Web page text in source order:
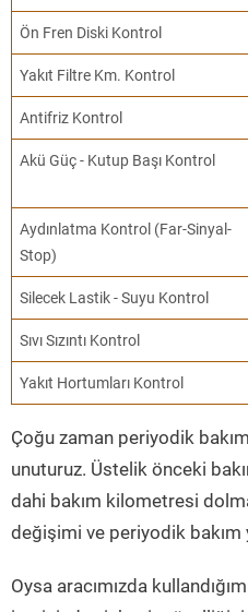
Ön Fren Diski Kontrol
Yakıt Filtre Km. Kontrol
Antifriz Kontrol
Akü Güç - Kutup Başı Kontrol
Aydınlatma Kontrol (Far-Sinyal-
Stop)
Silecek Lastik - Suyu Kontrol
Sıvı Sızıntı Kontrol
Yakıt Hortumları Kontrol
Çoğu zaman periyodik
unuturuz. Üstelik önceki
dahi bakım kilometresi
değişimi ve periyodik bakım
Oysa aracımızda